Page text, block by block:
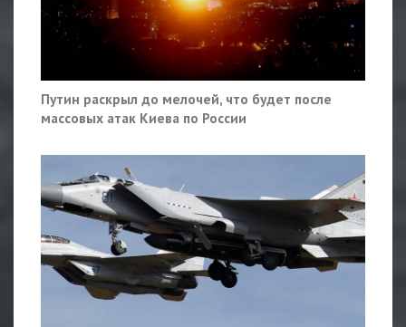
Путин раскрыл до мелочей, что будет после
массовых атак Киева по России